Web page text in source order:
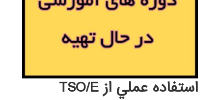
استفاده عملي از TSO/E